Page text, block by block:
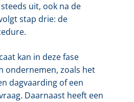
uit, ook na de
stap drie: de
kan in deze fase
ondernemen, zoals het
dagvaarding of een
Daarnaast heeft een